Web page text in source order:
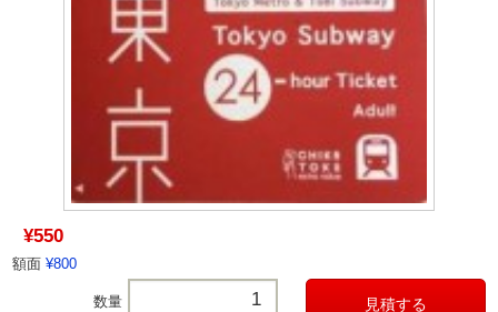
¥550
額面 ¥800
数量